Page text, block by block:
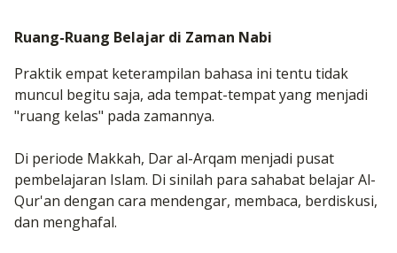
Ruang-Ruang Belajar di Zaman Nabi
Praktik empat keterampilan bahasa ini tentu tidak
muncul begitu saja, ada tempat-tempat yang menjadi
"ruang kelas" pada zamannya.
Di periode Makkah, Dar al-Arqam menjadi pusat
pembelajaran Islam. Di sinilah para sahabat belajar Al-
Qur'an dengan cara mendengar, membaca, berdiskusi,
dan menghafal.